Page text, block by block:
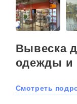
Вывеска
одежды и
Смотреть